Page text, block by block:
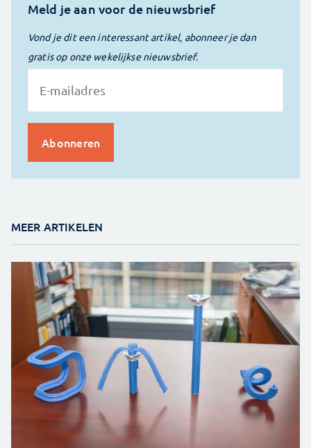
Meld je aan voor de nieuwsbrief
Vond je dit een interessant artikel, abonneer je dan
gratis op onze wekelijkse nieuwsbrief.
MEER ARTIKELEN